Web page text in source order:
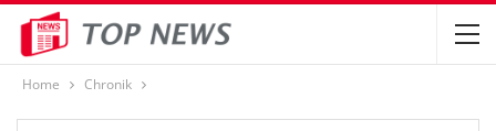
Home Chronik